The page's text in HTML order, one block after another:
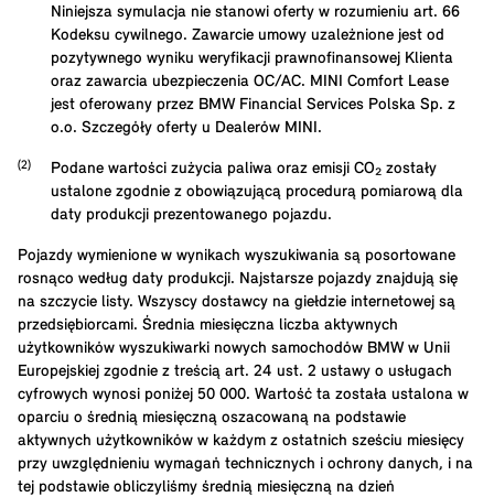
Niniejsza symulacja nie stanowi oferty w rozumieniu art. 66
Kodeksu cywilnego. Zawarcie umowy uzależnione jest od
pozytywnego wyniku weryfikacji prawnofinansowej Klienta
oraz zawarcia ubezpieczenia OC/AC. MINI Comfort Lease
jest oferowany przez BMW Financial Services Polska Sp. z
o.o. Szczegóły oferty u Dealerów MINI.
Podane wartości zużycia paliwa oraz emisji CO₂ zostały
ustalone zgodnie z obowiązującą procedurą pomiarową dla
daty produkcji prezentowanego pojazdu.
Pojazdy wymienione w wynikach wyszukiwania są posortowane
rosnąco według daty produkcji. Najstarsze pojazdy znajdują się
na szczycie listy. Wszyscy dostawcy na giełdzie internetowej są
przedsiębiorcami. Średnia miesięczna liczba aktywnych
użytkowników wyszukiwarki nowych samochodów BMW w Unii
Europejskiej zgodnie z treścią art. 24 ust. 2 ustawy o usługach
cyfrowych wynosi poniżej 50 000. Wartość ta została ustalona w
oparciu o średnią miesięczną oszacowaną na podstawie
aktywnych użytkowników w każdym z ostatnich sześciu miesięcy
przy uwzględnieniu wymagań technicznych i ochrony danych, i na
tej podstawie obliczyliśmy średnią miesięczną na dzień